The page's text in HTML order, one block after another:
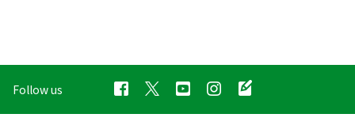
Follow us